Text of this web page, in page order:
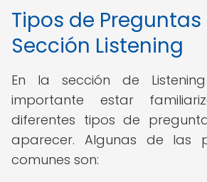
Tipos de Preguntas
Sección Listening
En la sección de
importante estar
diferentes tipos de
aparecer. Algunas de las
comunes son: